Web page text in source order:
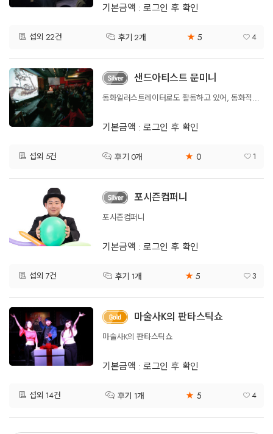
기본금액 : 로그인 후 확인
섭외 22건 후기 2개 ★ 5 4
샌드아티스트 문미니
동화일러스트레이터로도 활동하고 있어, 동화적인 요소를 살린 구성에 강점이 있다!
기본금액 : 로그인 후 확인
섭외 5건 후기 0개 ★ 0 1
포시즌컴퍼니
포시즌컴퍼니
기본금액 : 로그인 후 확인
섭외 7건 후기 1개 ★ 5 3
마술사K의 판타스틱쇼
마술사K의 판타스틱쇼
기본금액 : 로그인 후 확인
섭외 14건 후기 1개 ★ 5 4